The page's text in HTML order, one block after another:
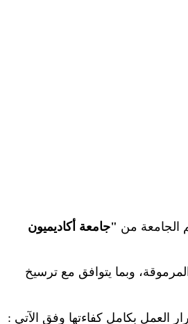
الجامعة من "جامعة أكاديميون
وبما يتوافق مع ترسيخ
العمل بكامل كفاءتها وفق الآتي :